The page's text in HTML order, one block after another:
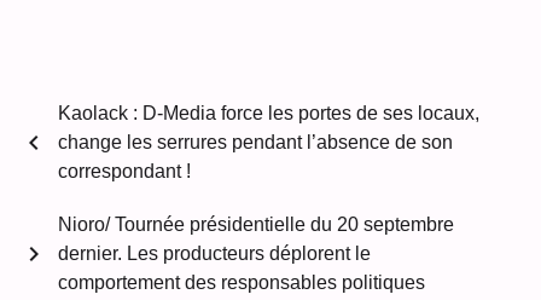
chevron_left
Kaolack : D-Media force les portes de ses locaux,
change les serrures pendant l’absence de son
correspondant !
Nioro/ Tournée présidentielle du 20 septembre
dernier. Les producteurs déplorent le
comportement des responsables politiques
chevron_right